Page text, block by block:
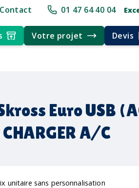
+30 ans d'expérience Délai rapide
Contact 01 47 64 40 04
Votre projet Devis
Euro USB
CHARGER A/C
unitaire sans personnalisation